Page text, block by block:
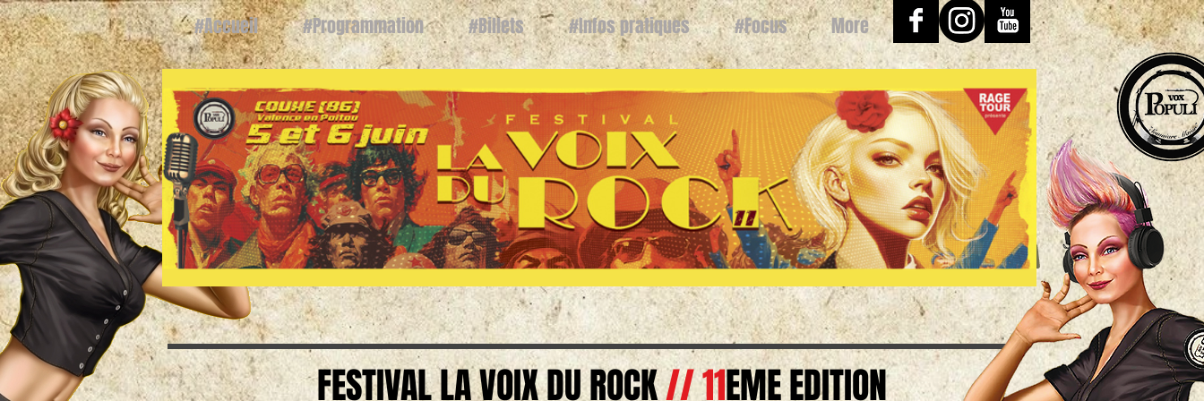
#Accueil #Programmation #Billets #Infos pratiques #Focus More
#10
FESTIVAL LA VOIX DU ROCK// 11EME EDITION